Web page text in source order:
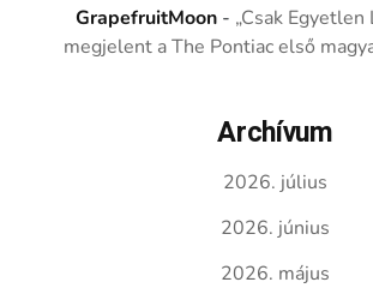
GrapefruitMoon - „Csak Egyetlen
megjelent a The Pontiac első
Archívum
2026. július
2026. június
2026. május